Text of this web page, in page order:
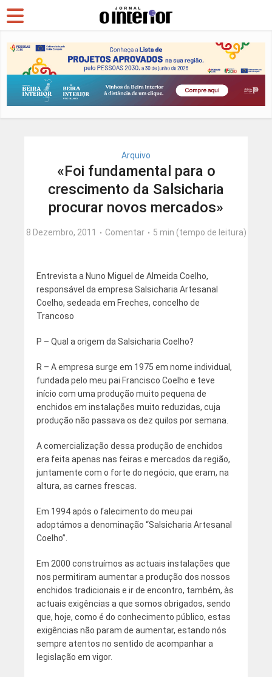
Arquivo
«Foi fundamental para o
crescimento da Salsicharia
procurar novos mercados»
8 Dezembro, 2011 Comentar 5 min (tempo de leitura)
Entrevista a Nuno Miguel de Almeida Coelho,
responsável da empresa Salsicharia Artesanal
Coelho, sedeada em Freches, concelho de
Trancoso
P – Qual a origem da Salsicharia Coelho?
R – A empresa surge em 1975 em nome individual,
fundada pelo meu pai Francisco Coelho e teve
início com uma produção muito pequena de
enchidos em instalações muito reduzidas, cuja
produção não passava os dez quilos por semana.
A comercialização dessa produção de enchidos
era feita apenas nas feiras e mercados da região,
juntamente com o forte do negócio, que eram, na
altura, as carnes frescas.
Em 1994 após o falecimento do meu pai
adoptámos a denominação “Salsicharia Artesanal
Coelho”.
Em 2000 construímos as actuais instalações que
nos permitiram aumentar a produção dos nossos
enchidos tradicionais e ir de encontro, também, às
actuais exigências a que somos obrigados, sendo
que, hoje, como é do conhecimento público, estas
exigências não param de aumentar, estando nós
sempre atentos no sentido de acompanhar a
legislação em vigor.